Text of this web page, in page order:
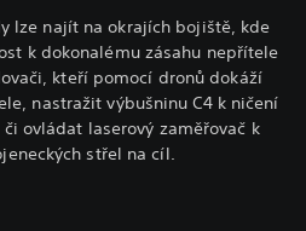
lze najít na okrajích bojiště, kde
k dokonalému zásahu nepřítele
kteří pomocí dronů dokáží
nastražit výbušninu C4 k ničení
ovládat laserový zaměřovač k
střel na cíl.